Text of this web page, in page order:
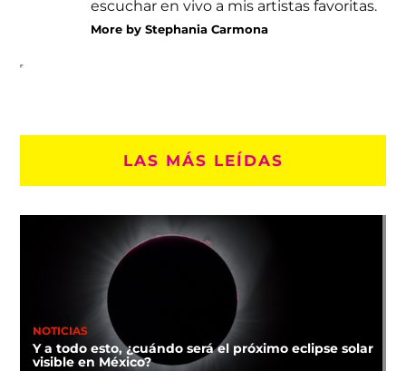
escuchar en vivo a mis artistas favoritas.
More by Stephania Carmona
LAS MÁS LEÍDAS
NOTICIAS
Y a todo esto, ¿cuándo será el próximo eclipse solar
visible en México?